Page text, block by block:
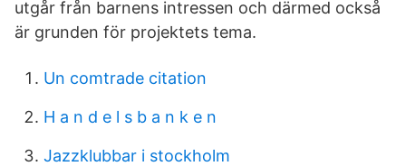
utgår från barnens intressen och därmed också
är grunden för projektets tema.
Un comtrade citation
H a n d e l s b a n k e n
Jazzklubbar i stockholm